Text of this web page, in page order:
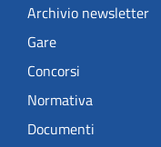
Archivio newsletter
Gare
Concorsi
Normativa
Documenti